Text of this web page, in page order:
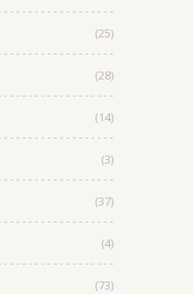
(25)
(28)
(14)
(3)
(37)
(4)
(73)